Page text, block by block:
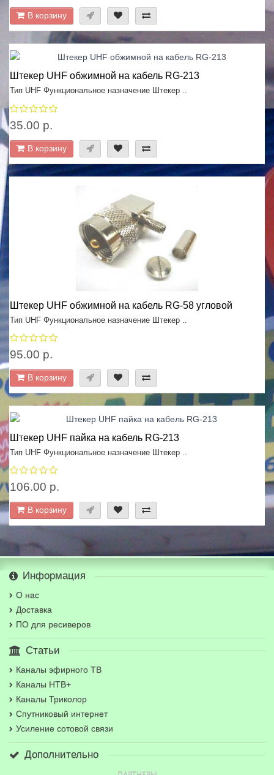
В корзину
Штекер UHF обжимной на кабель RG-213
Тип UHF Функциональное назначение Штекер ..
35.00 р.
В корзину
Штекер UHF обжимной на кабель RG-58 угловой
Тип UHF Функциональное назначение Штекер ..
95.00 р.
В корзину
Штекер UHF пайка на кабель RG-213
Тип UHF Функциональное назначение Штекер ..
106.00 р.
В корзину
Информация
О нас
Доставка
ПО для ресиверов
Статьи
Каналы эфирного ТВ
Каналы НТВ+
Каналы Триколор
Спутниковый интернет
Усиление сотовой связи
Дополнительно